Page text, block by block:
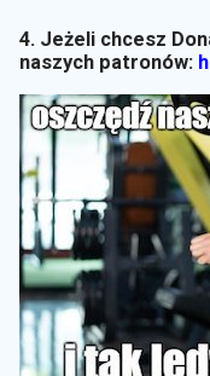
4. Jeżeli chcesz
naszych patronów: